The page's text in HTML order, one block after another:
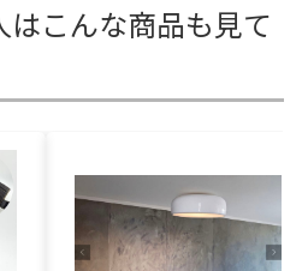
はこんな商品も見て